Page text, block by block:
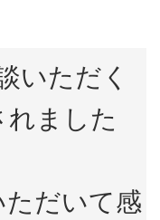
いただく
れました
ただいて感